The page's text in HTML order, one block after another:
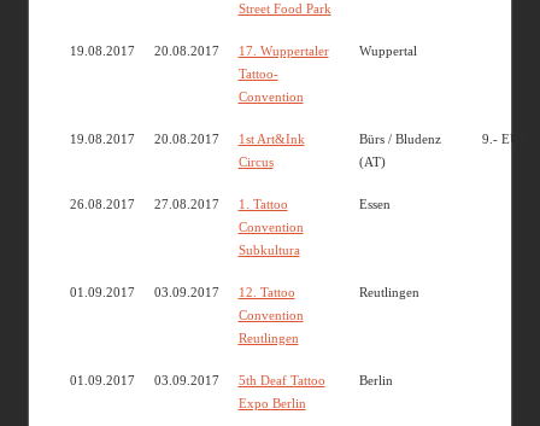
Street Food Park
19.08.2017 20.08.2017
17. Wuppertaler
Tattoo-
Convention
Wuppertal
19.08.2017 20.08.2017
1st Art&Ink
Circus
Bürs / Bludenz
(AT)
9.- EUR
26.08.2017 27.08.2017
1. Tattoo
Convention
Subkultura
Essen
01.09.2017 03.09.2017
12. Tattoo
Convention
Reutlingen
Reutlingen
01.09.2017 03.09.2017
5th Deaf Tattoo
Expo Berlin
Berlin